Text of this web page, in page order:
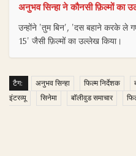
अनुभव सिन्हा ने कौनसी फ़िल्मों का
उन्होंने 'तुम बिन', 'दस बहाने करके
15' जैसी फ़िल्मों का उल्लेख किया।
टैग: अनुभव सिन्हा फिल्म निर्देशक
इंटरव्यू
सिनेमा बॉलीवुड समाचार